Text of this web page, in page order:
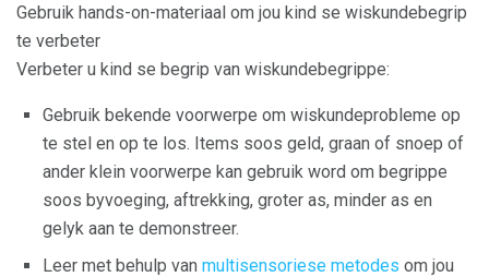
Gebruik hands-on-materiaal om jou kind se wiskundebegrip
te verbeter
Verbeter u kind se begrip van wiskundebegrippe:
Gebruik bekende voorwerpe om wiskundeprobleme op
te stel en op te los. Items soos geld, graan of snoep of
ander klein voorwerpe kan gebruik word om begrippe
soos byvoeging, aftrekking, groter as, minder as en
gelyk aan te demonstreer.
Leer met behulp van multisensoriese metodes om jou